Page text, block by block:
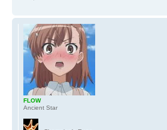
FLOW
Ancient Star